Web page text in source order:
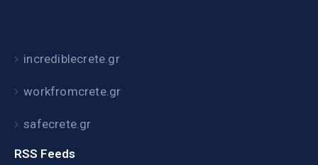
incrediblecrete.gr
workfromcrete.gr
safecrete.gr
RSS Feeds